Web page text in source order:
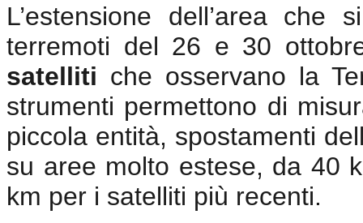
L’estensione dell’area
terremoti del 26 e 30
satelliti che osservano la
strumenti permettono di
piccola entità, spostamenti
su aree molto estese, da 40
km per i satelliti più recenti.